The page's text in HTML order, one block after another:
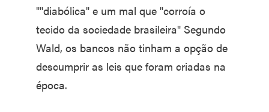
""diabólica" e um mal que "corroía o
tecido da sociedade brasileira" Segundo
Wald, os bancos não tinham a opção de
descumprir as leis que foram criadas na
época.